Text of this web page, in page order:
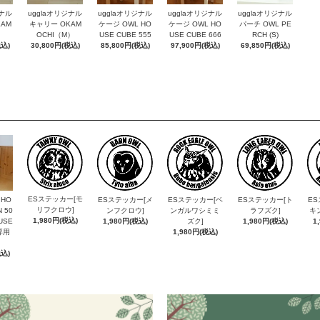
ル
)
ugglaオリジナル
キャリー OKAM
OCHI（M）
30,800円(税込)
ugglaオリジナル
ケージ OWL HO
USE CUBE 555
85,800円(税込)
ugglaオリジナル
ケージ OWL HO
USE CUBE 666
97,900円(税込)
ugglaオリジナル
パーチ OWL PE
RCH (S)
69,850円(税込)
50
用
)
ESステッカー[モ
リフクロウ]
1,980円(税込)
ESステッカー[メ
ンフクロウ]
1,980円(税込)
ESステッカー[ベ
ンガルワシミミ
ズク]
1,980円(税込)
ESステッカー[ト
ラフズク]
1,980円(税込)
ES
キ